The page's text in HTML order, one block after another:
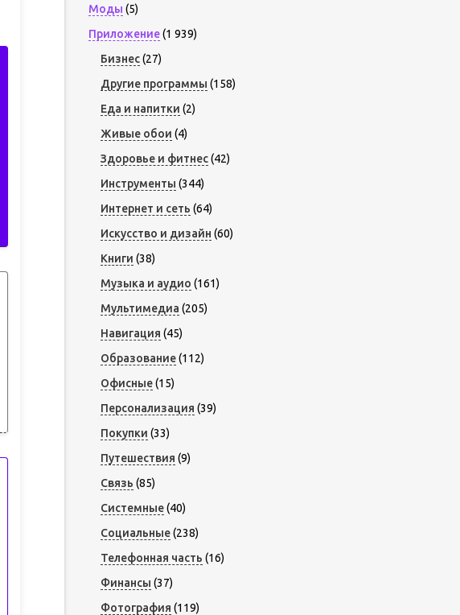
Моды (5)
Приложение(1 939)
Бизнес(27)
Другие программы (158)
Еда и напитки (2)
Живые обои (4)
Здоровье и фитнес(42)
Инструменты (344)
Интернет и сеть (64)
Искусство и дизайн (60)
Книги (38)
Музыка и аудио (161)
Мультимедиа (205)
Навигация (45)
Образование(112)
Офисные(15)
Персонализация (39)
Покупки (33)
Путешествия (9)
Связь (85)
Системные(40)
Социальные(238)
Телефонная часть (16)
Финансы (37)
Фотография (119)